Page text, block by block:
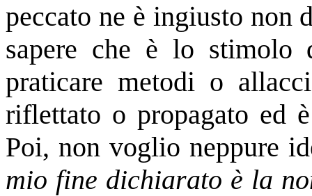
peccato ne è ingiusto
sapere che è lo stimolo
praticare metodi o
riflettato o propagato ed
Poi, non voglio neppure
mio fine dichiarato è la